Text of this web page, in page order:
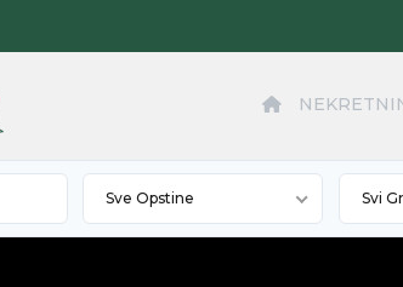
Sve Opstine Svi